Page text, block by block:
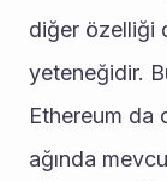
diğer özelliği
yeteneğidir.
Ethereum da
ağında